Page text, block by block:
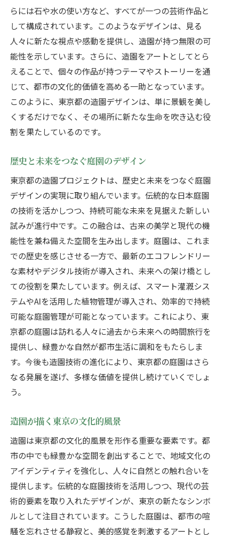
らには石や水の使い方など、すべてが一つの芸術作品と
して構成されています。このようなデザインは、見る
人々に新たな視点や感動を提供し、造園が持つ無限の可
能性を示しています。さらに、造園をアートとしてとら
えることで、個々の作品が持つテーマやストーリーを通
じて、都市の文化的価値を高める一助となっています。
このように、東京都の造園デザインは、単に景観を美し
くするだけでなく、その場所に新たな生命を吹き込む役
割を果たしているのです。
歴史と未来をつなぐ庭園のデザイン
東京都の造園プロジェクトは、歴史と未来をつなぐ庭園
デザインの実現に取り組んでいます。伝統的な日本庭園
の技術を活かしつつ、持続可能な未来を見据えた新しい
試みが進行中です。この融合は、古来の美学と現代の機
能性を兼ね備えた空間を生み出します。庭園は、これま
での歴史を感じさせる一方で、最新のエコフレンドリー
な素材やデジタル技術が導入され、未来への架け橋とし
ての役割を果たしています。例えば、スマート灌漑シス
テムやAIを活用した植物管理が導入され、効率的で持続
可能な庭園管理が可能となっています。これにより、東
京都の庭園は訪れる人々に過去から未来への時間旅行を
提供し、緑豊かな自然が都市生活に調和をもたらしま
す。今後も造園技術の進化により、東京都の庭園はさら
なる発展を遂げ、多様な価値を提供し続けていくでしょ
う。
造園が描く東京の文化的風景
造園は東京都の文化的風景を形作る重要な要素です。都
市の中でも緑豊かな空間を創出することで、地域文化の
アイデンティティを強化し、人々に自然との触れ合いを
提供します。伝統的な庭園技術を活用しつつ、現代の芸
術的要素を取り入れたデザインが、東京の新たなシンボ
ルとして注目されています。こうした庭園は、都市の喧
騒を忘れさせる静寂と、美的感覚を刺激するアートとし